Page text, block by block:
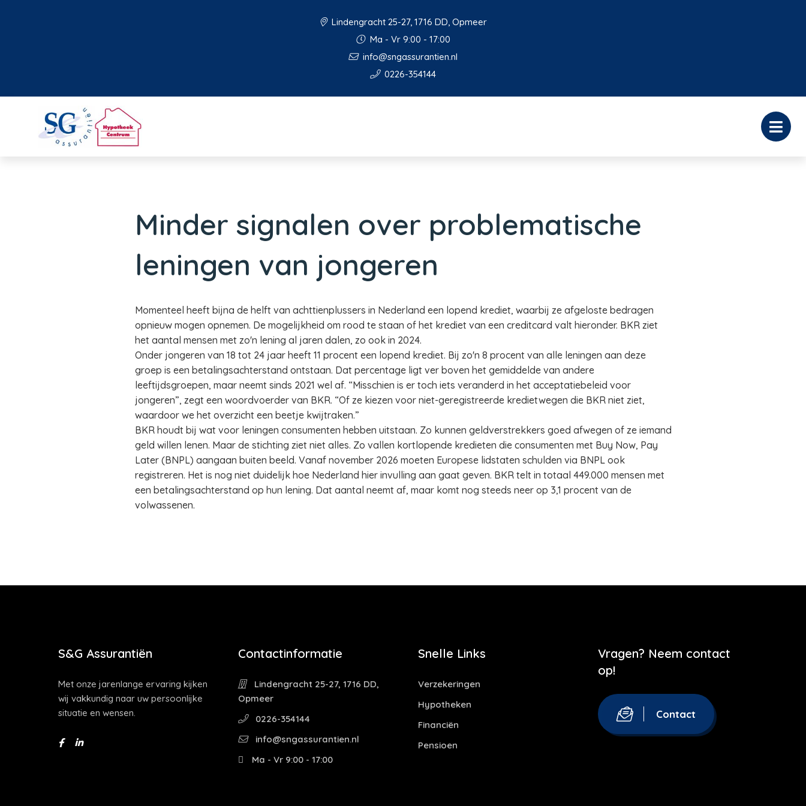
Lindengracht 25-27, 1716 DD, Opmeer
Ma - Vr 9:00 - 17:00
info@sngassurantien.nl
0226-354144
Minder signalen over problematische
leningen van jongeren
Momenteel heeft bijna de helft van achttienplussers in Nederland een lopend krediet, waarbij ze afgeloste bedragen
opnieuw mogen opnemen. De mogelijkheid om rood te staan of het krediet van een creditcard valt hieronder. BKR ziet
het aantal mensen met zo'n lening al jaren dalen, zo ook in 2024.
Onder jongeren van 18 tot 24 jaar heeft 11 procent een lopend krediet. Bij zo'n 8 procent van alle leningen aan deze
groep is een betalingsachterstand ontstaan. Dat percentage ligt ver boven het gemiddelde van andere
leeftijdsgroepen, maar neemt sinds 2021 wel af. “Misschien is er toch iets veranderd in het acceptatiebeleid voor
jongeren”, zegt een woordvoerder van BKR. “Of ze kiezen voor niet-geregistreerde kredietwegen die BKR niet ziet,
waardoor we het overzicht een beetje kwijtraken.”
BKR houdt bij wat voor leningen consumenten hebben uitstaan. Zo kunnen geldverstrekkers goed afwegen of ze iemand
geld willen lenen. Maar de stichting ziet niet alles. Zo vallen kortlopende kredieten die consumenten met Buy Now, Pay
Later (BNPL) aangaan buiten beeld. Vanaf november 2026 moeten Europese lidstaten schulden via BNPL ook
registreren. Het is nog niet duidelijk hoe Nederland hier invulling aan gaat geven. BKR telt in totaal 449.000 mensen met
een betalingsachterstand op hun lening. Dat aantal neemt af, maar komt nog steeds neer op 3,1 procent van de
volwassenen.
S&G Assurantiën
Met onze jarenlange ervaring kijken
wij vakkundig naar uw persoonlijke
situatie en wensen.
Contactinformatie
Lindengracht 25-27, 1716 DD,
Opmeer
0226-354144
info@sngassurantien.nl
Ma - Vr 9:00 - 17:00
Snelle Links
Verzekeringen
Hypotheken
Financiën
Pensioen
Vragen? Neem contact
op!
Contact